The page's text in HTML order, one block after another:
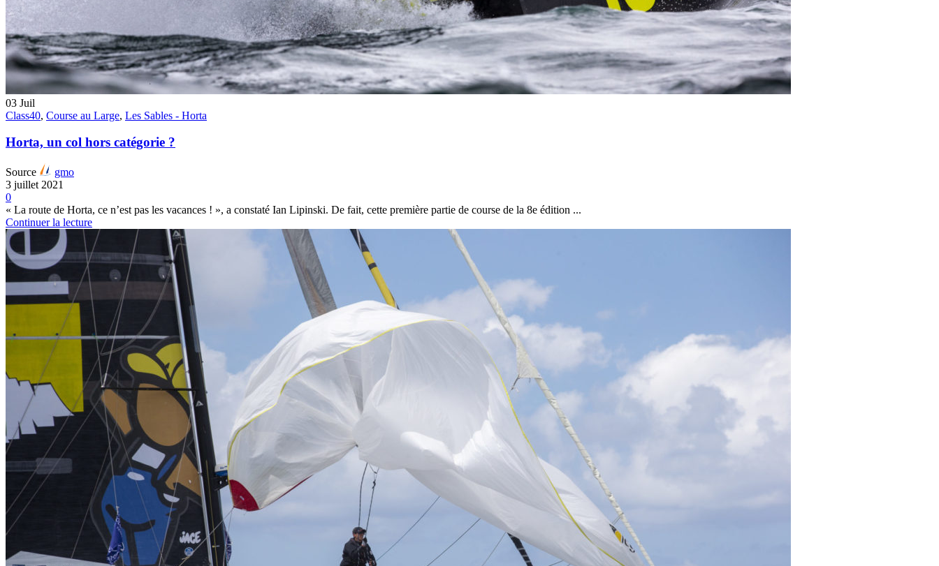
, Records
Gitana 17 devient Actual Ultim 4
0
03 Juil
Class40, Course au Large, Les Sables - Horta
Horta, un col hors catégorie ?
Source
gmo
3 juillet 2021
0
« La route de Horta, ce n’est pas les vacances ! », a constaté Ian Lipinski. De fait, cette première partie de course de la 8e édition ...
Continuer la lecture